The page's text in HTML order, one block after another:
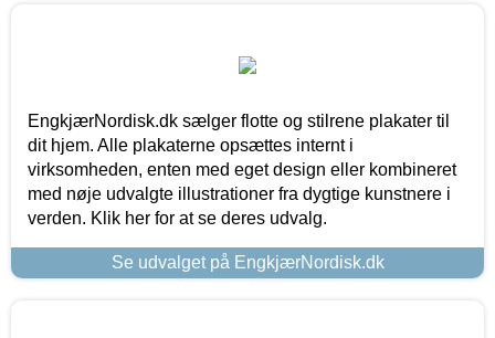
EngkjærNordisk.dk sælger flotte og stilrene plakater til
dit hjem. Alle plakaterne opsættes internt i
virksomheden, enten med eget design eller kombineret
med nøje udvalgte illustrationer fra dygtige kunstnere i
verden. Klik her for at se deres udvalg.
Se udvalget på EngkjærNordisk.dk